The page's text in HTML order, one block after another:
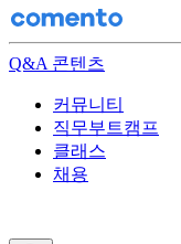
Q&A 콘텐츠
커뮤니티
직무부트캠프
클래스
채용